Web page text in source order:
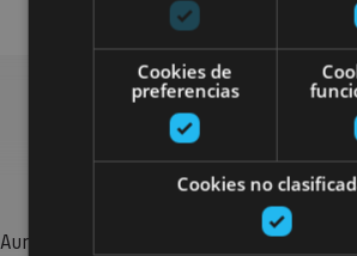
Bilatu plan
Aurkitu zure bidaia Nafarroan osatzeko
Cookies de
preferencias
Cookies no